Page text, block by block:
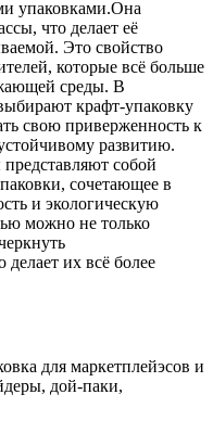
упаковками.Она
что делает её
Это свойство
которые всё больше
среды. В
крафт-упаковку
свою приверженность к
развитию.
собой
сочетающее в
и экологическую
можно не только
делает их всё более
для маркетплейэсов и
дой-паки,